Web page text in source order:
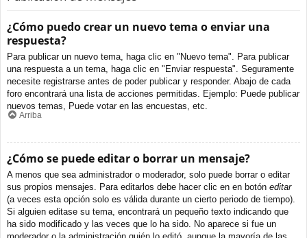
¿Cómo puedo crear un nuevo tema o enviar una
respuesta?
Para publicar un nuevo tema, haga clic en "Nuevo tema". Para publicar
una respuesta a un tema, haga clic en "Enviar respuesta". Seguramente
necesite registrarse antes de poder publicar y responder. Abajo de cada
foro encontrará una lista de acciones permitidas. Ejemplo: Puede publicar
nuevos temas, Puede votar en las encuestas, etc.
Arriba
¿Cómo se puede editar o borrar un mensaje?
A menos que sea administrador o moderador, solo puede borrar o editar
sus propios mensajes. Para editarlos debe hacer clic en en botón editar
(a veces esta opción solo es válida durante un cierto periodo de tiempo).
Si alguien editase su tema, encontrará un pequeño texto indicando que
ha sido modificado y las veces que lo ha sido. No aparece si fue un